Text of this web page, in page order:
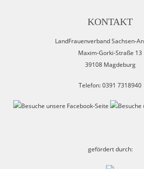
KONTAKT
LandFrauenverband Sachsen-
Maxim-Gorki-Straße 13
39108 Magdeburg
Telefon: 0391 7318940
gefördert durch: